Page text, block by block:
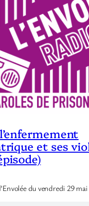
et ses
du vendredi 29